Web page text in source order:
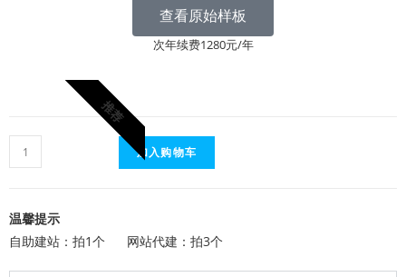
查看原始样板
次年续费1280元/年
推荐
加入购物车
温馨提示
自助建站：拍1个 网站代建：拍3个